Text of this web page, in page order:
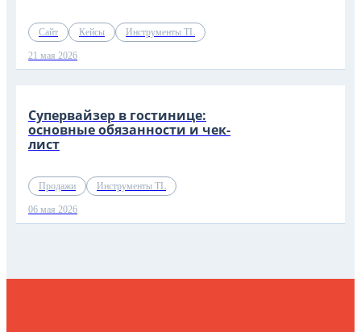
Сайт Кейсы Инструменты TL
21 мая 2026
Супервайзер в гостинице:
основные обязанности и чек-
лист
Продажи Инструменты TL
06 мая 2026